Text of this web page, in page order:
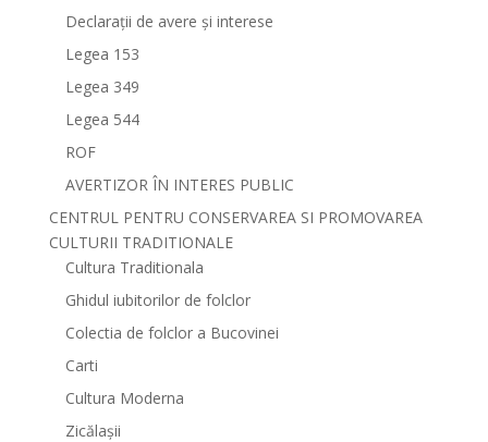
Declarații de avere și interese
Legea 153
Legea 349
Legea 544
ROF
AVERTIZOR ÎN INTERES PUBLIC
CENTRUL PENTRU CONSERVAREA SI PROMOVAREA
CULTURII TRADITIONALE
Cultura Traditionala
Ghidul iubitorilor de folclor
Colectia de folclor a Bucovinei
Carti
Cultura Moderna
Zicălașii